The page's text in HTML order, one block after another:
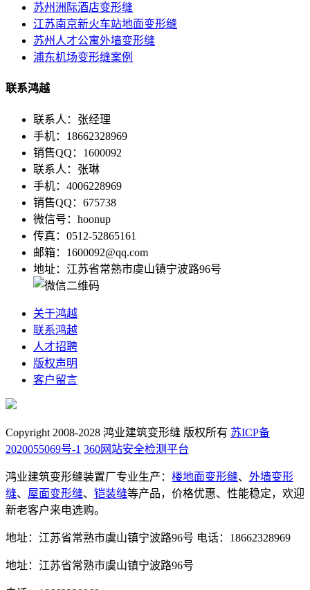
苏州洲际酒店变形缝
江苏南京新火车站地面变形缝
苏州人才公寓外墙变形缝
浦东机场变形缝案例
联系鸿越
联系人：张经理
手机：18662328969
销售QQ：1600092
联系人：张琳
手机：4006228969
销售QQ：675738
微信号：hoonup
传真：0512-52865161
邮箱：1600092@qq.com
地址：江苏省常熟市虞山镇宁波路96号
关于鸿越
联系鸿越
人才招聘
版权声明
客户留言
Copyright 2008-2028 鸿业建筑变形缝 版权所有 苏ICP备
2020055069号-1 360网站安全检测平台
鸿业建筑变形缝装置厂专业生产： 楼地面变形缝、 外墙变形
缝、 屋面变形缝、 铠装缝等产品，价格优惠、性能稳定，欢迎
新老客户来电选购。
地址：江苏省常熟市虞山镇宁波路96号 电话：18662328969
地址：江苏省常熟市虞山镇宁波路96号